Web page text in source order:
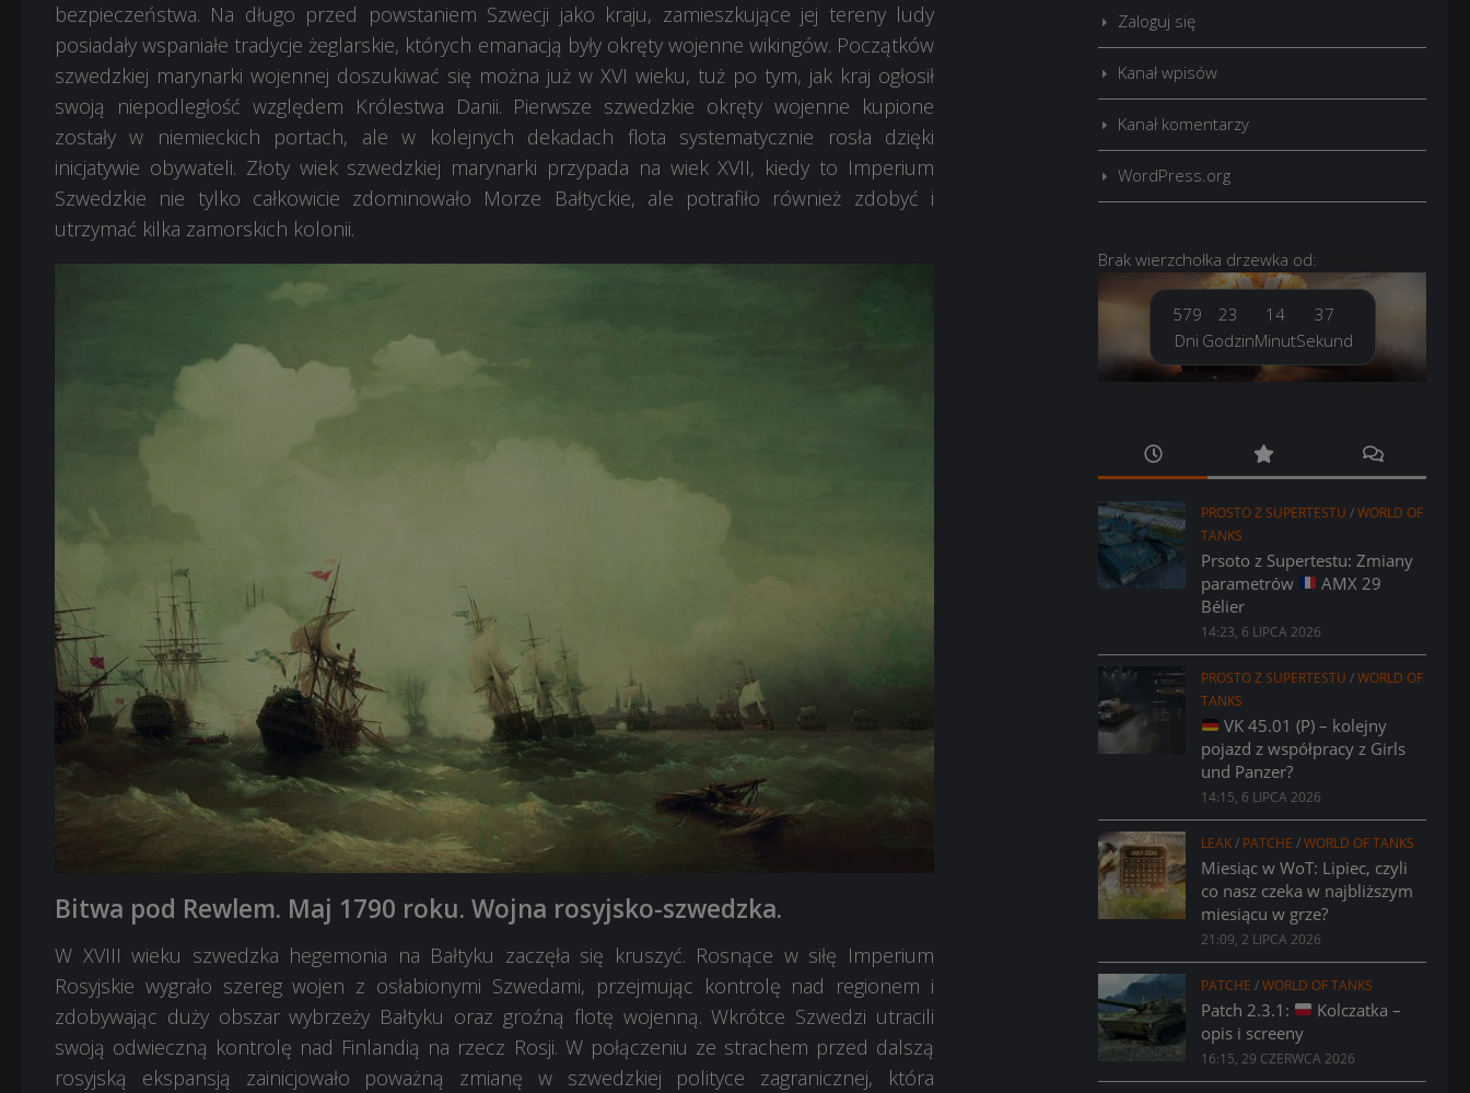
bezpieczeństwa. Na długo przed powstaniem Szwecji jako kraju, zamieszkujące jej tereny ludy
posiadały wspaniałe tradycje żeglarskie, których emanacją były okręty wojenne wikingów. Początków
szwedzkiej marynarki wojennej doszukiwać się można już w XVI wieku, tuż po tym, jak kraj ogłosił
swoją niepodległość względem Królestwa Danii. Pierwsze szwedzkie okręty wojenne kupione
zostały w niemieckich portach, ale w kolejnych dekadach flota systematycznie rosła dzięki
inicjatywie obywateli. Złoty wiek szwedzkiej marynarki przypada na wiek XVII, kiedy to Imperium
Szwedzkie nie tylko całkowicie zdominowało Morze Bałtyckie, ale potrafiło również zdobyć i
utrzymać kilka zamorskich kolonii.
Bitwa pod Rewlem. Maj 1790 roku. Wojna rosyjsko-szwedzka.
W XVIII wieku szwedzka hegemonia na Bałtyku zaczęła się kruszyć. Rosnące w siłę Imperium
Rosyjskie wygrało szereg wojen z osłabionymi Szwedami, przejmując kontrolę nad regionem i
zdobywając duży obszar wybrzeży Bałtyku oraz groźną flotę wojenną. Wkrótce Szwedzi utracili
swoją odwieczną kontrolę nad Finlandią na rzecz Rosji. W połączeniu ze strachem przed dalszą
rosyjską ekspansją zainicjowało poważną zmianę w szwedzkiej polityce zagranicznej, która
Zaloguj się
Kanał wpisów
Kanał komentarzy
WordPress.org
Brak wierzchołka drzewka od:
579
Dni
23
Godzin
14
Minut
39
Sekund
PROSTO Z SUPERTESTU /WORLD OF
TANKS
Prsoto z Supertestu: Zmiany
parametrów
AMX 29
Bélier
14:23, 6 LIPCA 2026
PROSTO Z SUPERTESTU /WORLD OF
TANKS
VK 45.01 (P) – kolejny
pojazd z współpracy z Girls
und Panzer?
14:15, 6 LIPCA 2026
LEAK/ PATCHE /WORLD OF TANKS
Miesiąc w WoT: Lipiec, czyli
co nasz czeka w najbliższym
miesiącu w grze?
21:09, 2 LIPCA 2026
PATCHE /WORLD OF TANKS
Patch 2.3.1:
Kolczatka –
opis i screeny
16:15, 29 CZERWCA 2026